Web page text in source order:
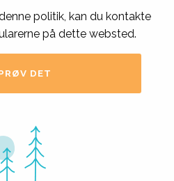
politik, kan du kontakte
på dette websted.
DET